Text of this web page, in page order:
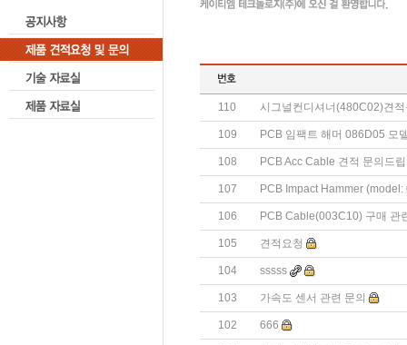
110 시그널컨디셔너(480C02)견
109 PCB 임팩트 해머 086D05 모
108 PCB Acc Cable 견적 문의드
107 PCB Impact Hammer
106 PCB Cable(003C10) 구매 관
105 견적요청
104 sssss
103 가속도 센서 관련 문의
102 666